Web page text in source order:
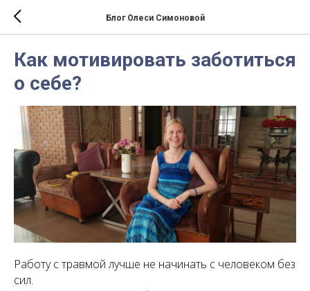
Блог Олеси Симоновой
Как мотивировать заботиться
о себе?
Работу с травмой лучше не начинать с человеком без
сил.